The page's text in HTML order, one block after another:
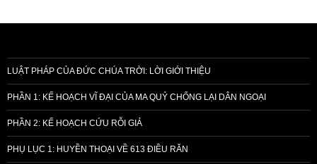
LUẬT PHÁP CỦA ĐỨC CHÚA TRỜI: LỜI GIỚI THIỆU
PHẦN 1: KẾ HOẠCH VĨ ĐẠI CỦA MA QUỶ CHỐNG LẠI DÂN NGOẠI
PHẦN 2: KẾ HOẠCH CỨU RỖI GIẢ
PHỤ LỤC 1: HUYỀN THOẠI VỀ 613 ĐIỀU RĂN